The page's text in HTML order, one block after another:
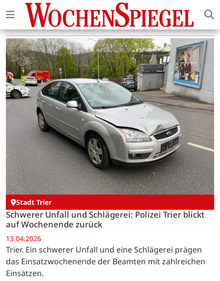
Stadt Trier
Schwerer Unfall und Schlägerei: Polizei Trier blickt
auf Wochenende zurück
13.04.2026
Trier. Ein schwerer Unfall und eine Schlägerei prägen
das Einsatzwochenende der Beamten mit zahlreichen
Einsätzen.